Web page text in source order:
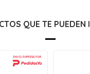
QUE TE PUEDEN